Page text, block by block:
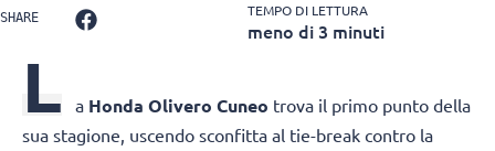
SHARE TEMPO DI LETTURA
meno di 3 minuti
L a Honda Olivero Cuneo trova il primo punto della
sua stagione, uscendo sconfitta al tie-break contro la